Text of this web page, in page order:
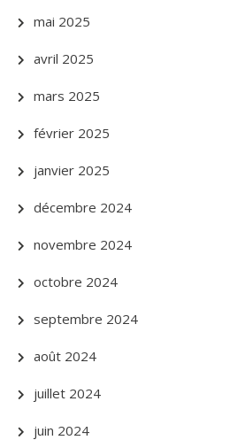
mai 2025
avril 2025
mars 2025
février 2025
janvier 2025
décembre 2024
novembre 2024
octobre 2024
septembre 2024
août 2024
juillet 2024
juin 2024